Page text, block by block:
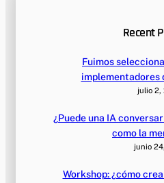
Recent
Fuimos
implementadores
julio 2,
¿Puede una IA
como la
junio
Workshop: ¿cómo